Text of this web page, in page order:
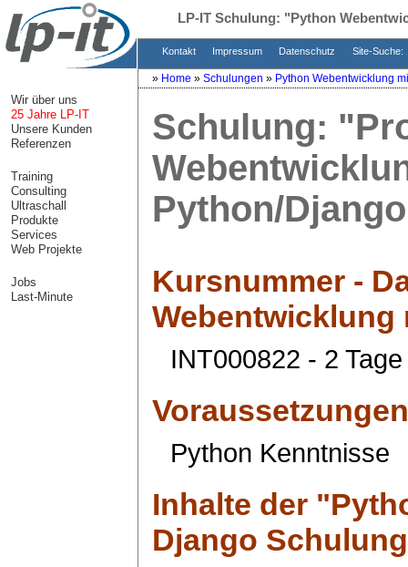
LP-IT Schulung: "Python
Kontakt Impressum Datenschutz Site-Suche:
» Home » Schulungen » Python Webentwicklung
Schulung:
Python/
Kursnummer -
INT000822 - 2 Tage
Voraussetzungen
Python Kenntnisse
Inhalte der "
Django Schulung
Wir über uns
25 Jahre LP-IT
Unsere Kunden
Referenzen
Training
Consulting
Ultraschall
Produkte
Services
Web Projekte
Jobs
Last-Minute